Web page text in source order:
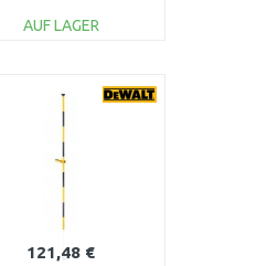
AUF LAGER
Vergleichen
121,48 €